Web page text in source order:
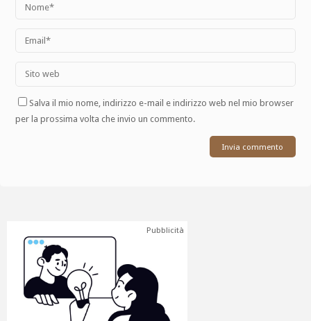
Salva il mio nome, indirizzo e-mail e indirizzo web nel mio browser
per la prossima volta che invio un commento.
Pubblicità